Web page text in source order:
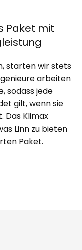
Paket mit
starten wir stets
arbeiten
sodass jede
gilt, wenn sie
Das Klimax
Linn zu bieten
Paket.